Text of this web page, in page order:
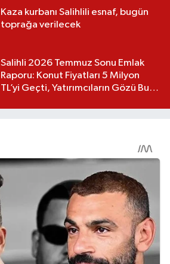
Kaza kurbanı Salihlili esnaf, bugün
toprağa verilecek
Salihli 2026 Temmuz Sonu Emlak
Raporu: Konut Fiyatları 5 Milyon
TL’yi Geçti, Yatırımcıların Gözü Bu